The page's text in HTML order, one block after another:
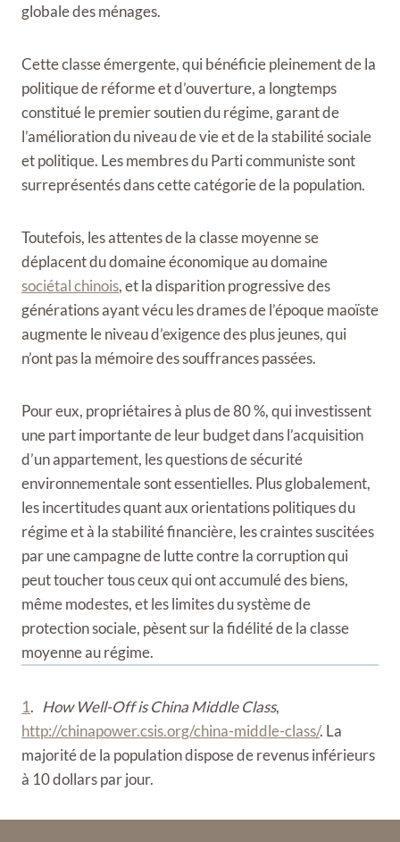
globale des ménages.
Cette classe émergente, qui bénéficie pleinement de la
politique de réforme et d’ouverture, a longtemps
constitué le premier soutien du régime, garant de
l’amélioration du niveau de vie et de la stabilité sociale
et politique. Les membres du Parti communiste sont
surreprésentés dans cette catégorie de la population.
Toutefois, les attentes de la classe moyenne se
déplacent du domaine économique au domaine
sociétal chinois, et la disparition progressive des
générations ayant vécu les drames de l’époque maoïste
augmente le niveau d’exigence des plus jeunes, qui
n’ont pas la mémoire des souffrances passées.
Pour eux, propriétaires à plus de 80 %, qui investissent
une part importante de leur budget dans l’acquisition
d’un appartement, les questions de sécurité
environnementale sont essentielles. Plus globalement,
les incertitudes quant aux orientations politiques du
régime et à la stabilité financière, les craintes suscitées
par une campagne de lutte contre la corruption qui
peut toucher tous ceux qui ont accumulé des biens,
même modestes, et les limites du système de
protection sociale, pèsent sur la fidélité de la classe
moyenne au régime.
1. How Well-Off is China Middle Class,
http://chinapower.csis.org/china-middle-class/. La
majorité de la population dispose de revenus inférieurs
à 10 dollars par jour.